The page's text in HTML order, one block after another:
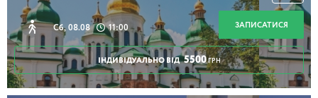
Сб, 08.08 11:00 ЗАПИСАТИСЯ
ІНДИВІДУАЛЬНО ВІД 5500 ГРН